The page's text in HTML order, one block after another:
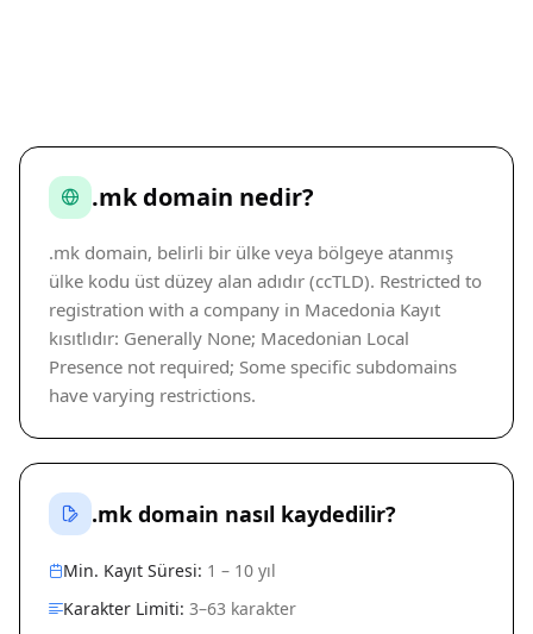
.mk domain nedir?
.mk domain, belirli bir ülke veya bölgeye atanmış
ülke kodu üst düzey alan adıdır (ccTLD). Restricted to
registration with a company in Macedonia Kayıt
kısıtlıdır: Generally None; Macedonian Local
Presence not required; Some specific subdomains
have varying restrictions.
.mk domain nasıl kaydedilir?
Min. Kayıt Süresi: 1 – 10 yıl
Karakter Limiti: 3–63 karakter